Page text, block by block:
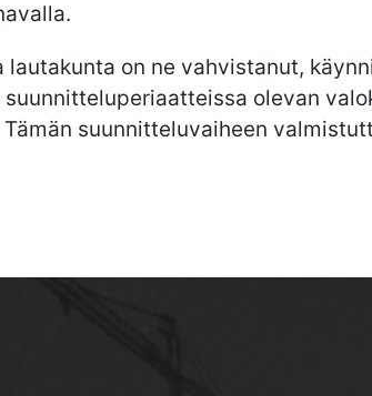
on ne vahvistanut,
olevan
suunnitteluvaiheen